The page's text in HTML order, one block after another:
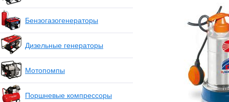
Бензогазогенераторы
Дизельные генераторы
Мотопомпы
Поршневые компрессоры